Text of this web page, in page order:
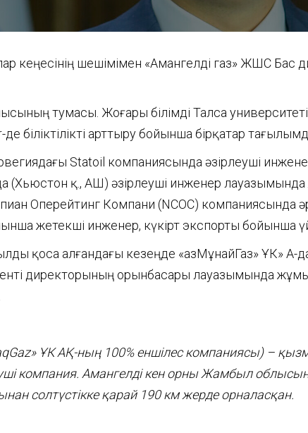
кеңесінің шешімімен «Амангелді газ» ЖШС
тумасы. Жоғары білімді Талса
біліктілікті арттыру бойынша бірқатар
Statoil компаниясында әзірлеуші
қ., АҚШ) әзірлеуші инженер лауазымында
Оперейтинг Компани (NCOC) компаниясында
жетекші инженер, күкірт экспорты бойынша
қоса алғандағы кезеңде «ҚазМұнайГаз» ҰК»
директорының орынбасары лауазымында
» ҰК АҚ-ның100% еншілес компаниясы) –
компания. Амангелді кен орны Жамбыл
солтүстікке қарай 190 км жерде орналасқан.